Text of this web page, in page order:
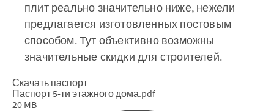
плит реально значительно ниже, нежели
предлагается изготовленных постовым
способом. Тут объективно возможны
значительные скидки для строителей.
Скачать паспорт
Паспорт 5-ти этажного дома.pdf
20 MB